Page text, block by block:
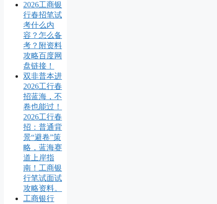
2026工商银
行春招笔试
考什么内
容？怎么备
考？附资料
攻略百度网
盘链接！
双非普本进
2026工行春
招蓝海，不
卷也能过！
2026工行春
招：普通背
景“避卷”策
略，蓝海赛
道上岸指
南！工商银
行笔试面试
攻略资料。
工商银行